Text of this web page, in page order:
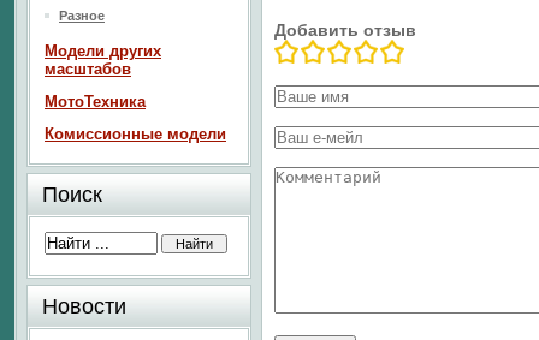
Добавить отзыв
Разное
Модели других
масштабов
МотоТехника
Комиссионные модели
Поиск
Новости